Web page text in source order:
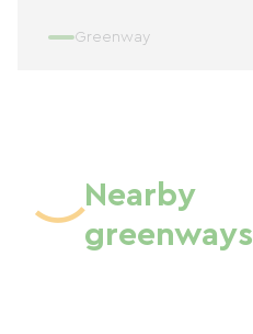
Greenway
Nearby
greenways